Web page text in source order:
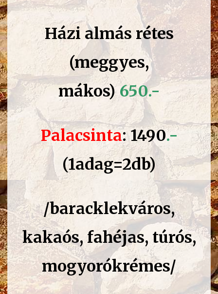
Házi almás rétes
(meggyes,
mákos)650.-
Palacsinta: 1490.-
(1adag=2db)
/baracklekváros,
kakaós, fahéjas, túrós,
mogyorókrémes/